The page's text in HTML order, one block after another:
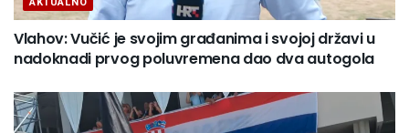
Vlahov: Vučić je svojim građanima i svojoj državi u
nadoknadi prvog poluvremena dao dva autogola